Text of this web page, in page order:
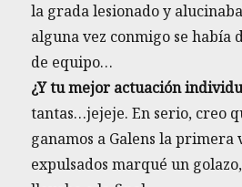
la grada lesionado y
alguna vez conmigo se había
de equipo…
¿Y tu mejor actuación
tantas…jejeje. En serio, creo
ganamos a Galens la primera
expulsados marqué un